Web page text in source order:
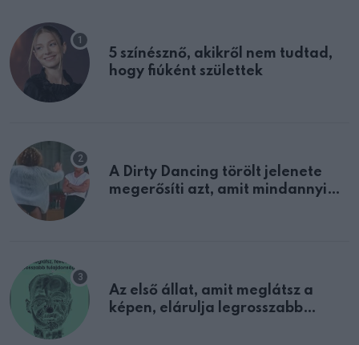
5 színésznő, akikről nem tudtad,
hogy fiúként születtek
A Dirty Dancing törölt jelenete
megerősíti azt, amit mindannyian
Az első állat, amit meglátsz a
képen, elárulja legrosszabb